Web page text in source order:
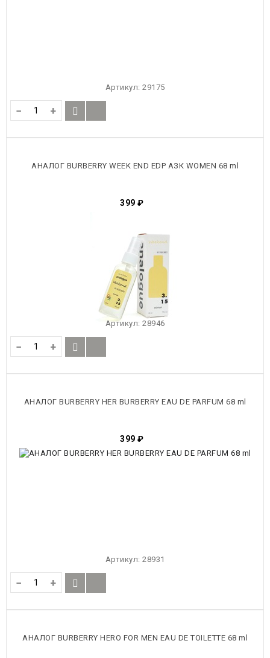
Артикул: 29175
− +
АНАЛОГ BURBERRY WEEK END EDP АЗК WOMEN 68 ml
399 ₽
Артикул: 28946
− +
АНАЛОГ BURBERRY HER BURBERRY EAU DE PARFUM 68 ml
399 ₽
Артикул: 28931
− +
АНАЛОГ BURBERRY HERO FOR MEN EAU DE TOILETTE 68 ml